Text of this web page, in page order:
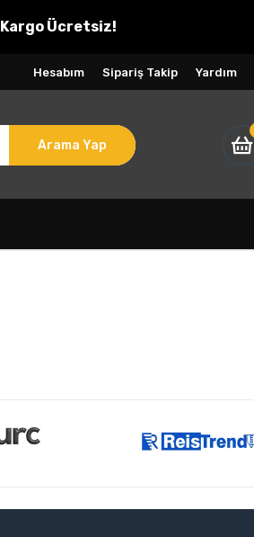
Kargo Ücretsiz!
Hesabım Sipariş Takip Yardım
Arama Yap